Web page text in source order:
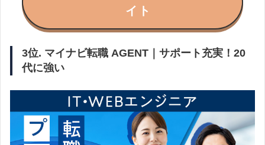
イト
3位. マイナビ転職 AGENT｜サポート充実！20
代に強い